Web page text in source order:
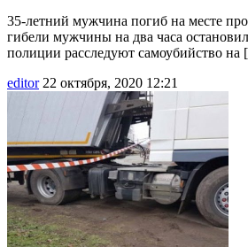
35-летний мужчина погиб на месте
гибели мужчины на два часа
полиции расследуют самоубийство
editor 22 октября, 2020 12:21